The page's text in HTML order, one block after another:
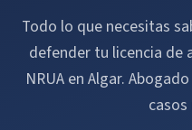
Todo lo que necesitas
defender tu licencia de
NRUA en Algar.